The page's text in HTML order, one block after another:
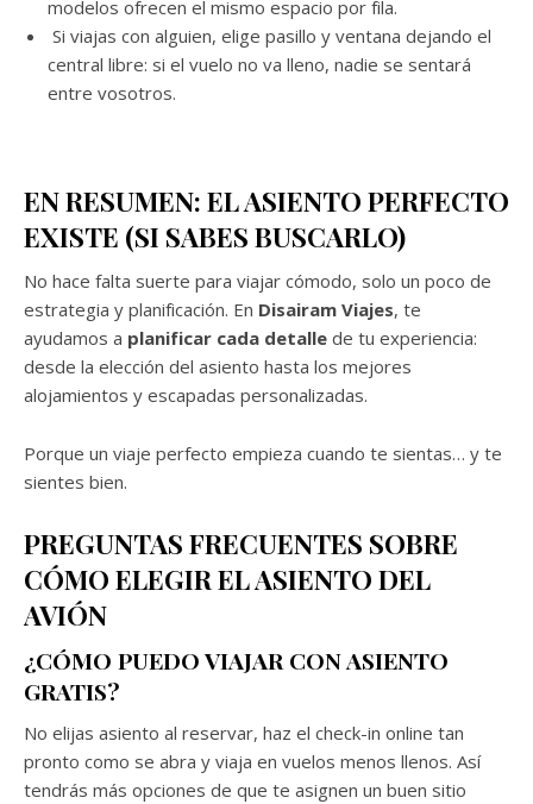
modelos ofrecen el mismo espacio por fila.
Si viajas con alguien, elige pasillo y ventana dejando el
central libre: si el vuelo no va lleno, nadie se sentará
entre vosotros.
EN RESUMEN: EL ASIENTO PERFECTO
EXISTE (SI SABES BUSCARLO)
No hace falta suerte para viajar cómodo, solo un poco de
estrategia y planificación. En Disairam Viajes, te
ayudamos a planificar cada detalle de tu experiencia:
desde la elección del asiento hasta los mejores
alojamientos y escapadas personalizadas.
Porque un viaje perfecto empieza cuando te sientas… y te
sientes bien.
PREGUNTAS FRECUENTES SOBRE
CÓMO ELEGIR EL ASIENTO DEL
AVIÓN
¿CÓMO PUEDO VIAJAR CON ASIENTO
GRATIS?
No elijas asiento al reservar, haz el check-in online tan
pronto como se abra y viaja en vuelos menos llenos. Así
tendrás más opciones de que te asignen un buen sitio